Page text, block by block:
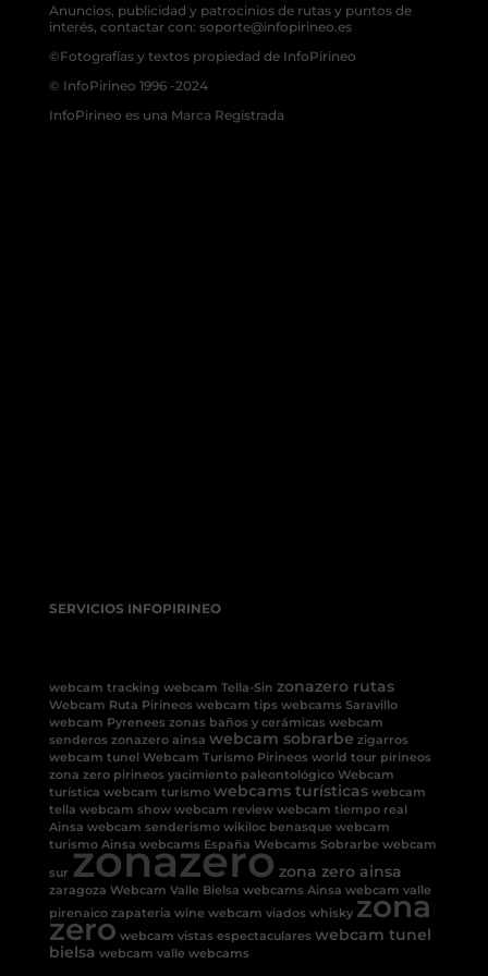
Anuncios, publicidad y patrocinios de rutas y puntos de
interés, contactar con: soporte@infopirineo.es
©Fotografías y textos propiedad de InfoPirineo
© InfoPirineo 1996 -2024
InfoPirineo es una Marca Registrada
SERVICIOS INFOPIRINEO
webcam tracking webcam Tella-Sin zonazero rutas
Webcam Ruta Pirineos webcam tips webcams Saravillo
webcam Pyrenees zonas baños y cerámicas webcam
senderos zonazero ainsa webcam sobrarbe zigarros
webcam tunel Webcam Turismo Pirineos world tour pirineos
zona zero pirineos yacimiento paleontológico Webcam
turística webcam turismo webcams turísticas webcam
tella webcam show webcam review webcam tiempo real
Ainsa webcam senderismo wikiloc benasque webcam
turismo Ainsa webcams España Webcams Sobrarbe webcam
sur zonazero zona zero ainsa
zaragoza Webcam Valle Bielsa webcams Ainsa webcam valle
pirenaico zapateria wine webcam viados whisky zona
zero webcam vistas espectaculares webcam tunel
bielsa webcam valle webcams